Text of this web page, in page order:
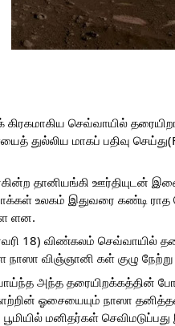
கிரகமாகிய செவ்வாயில்
துல்லிய மாகப் பதிவு
தானியங்கி ஊர்தியுடன்
உலகம் இதுவரை கண்டி
ளன.
18) விண்கலம் செவ்வாயில்
விஞ்ஞானி கள் குழு நேற்று
அந்த தரையிறக்கத்தின்
ஓசையையும் நாஸா
மனிதர்கள்